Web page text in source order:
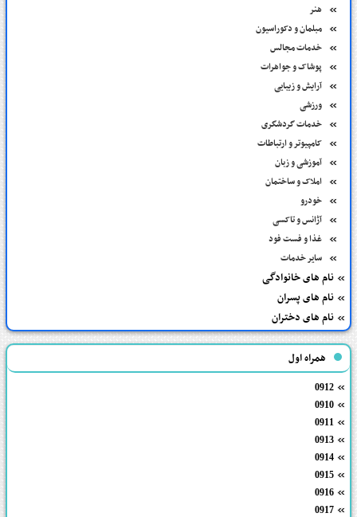
هنر
مبلمان و دکوراسیون
خدمات مجالس
پوشاک و جواهرات
آرایش و زیبایی
ورزشی
خدمات گردشگری
کامپیوتر و ارتباطات
آموزشی و زبان
املاک و ساختمان
خودرو
آژانس و تاکسی
غذا و فست فود
سایر خدمات
نام های خانوادگی
نام های پسران
نام های دختران
همراه اول
0912
0910
0911
0913
0914
0915
0916
0917